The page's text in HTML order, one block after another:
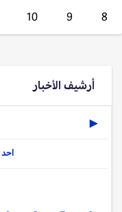
8
9
10
أرشيف الأخبار
◀
احد